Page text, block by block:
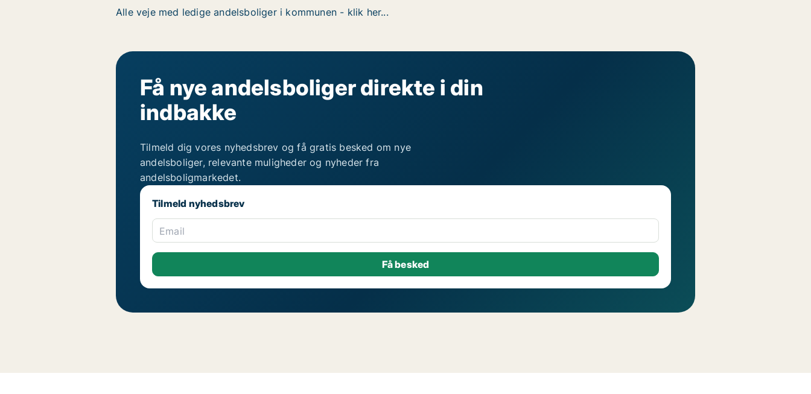
Alle veje med ledige andelsboliger i kommunen - klik her...
Få nye andelsboliger direkte i din
indbakke
Tilmeld dig vores nyhedsbrev og få gratis besked om nye
andelsboliger, relevante muligheder og nyheder fra
andelsboligmarkedet.
Tilmeld nyhedsbrev
Email